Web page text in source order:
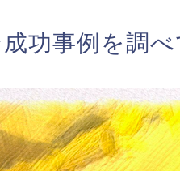
功事例を調べ